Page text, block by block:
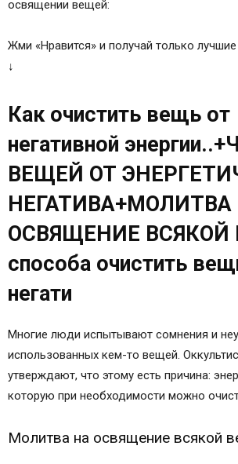
освящении вещей:
Жми «Нравится» и получай только
↓
Как очистить вещь от
негативной
ВЕЩЕЙ ОТ
НЕГАТИВА+МОЛИТВА
ОСВЯЩЕНИЕ ВСЯКОЙ
способа очистить
негати
Многие люди испытывают сомнения и
использованных кем-то вещей.
утверждают, что этому есть причина:
которую при необходимости можно
Молитва на освящение всякой